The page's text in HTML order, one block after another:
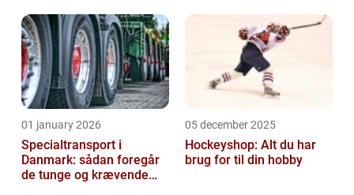
01 january 2026
Specialtransport i
Danmark: sådan foregår
de tunge og krævende
05 december 2025
Hockeyshop: Alt du har
brug for til din hobby